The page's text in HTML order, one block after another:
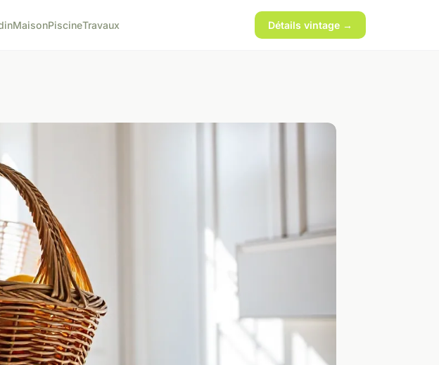
MaisonPiscineTravaux Détails vintage →